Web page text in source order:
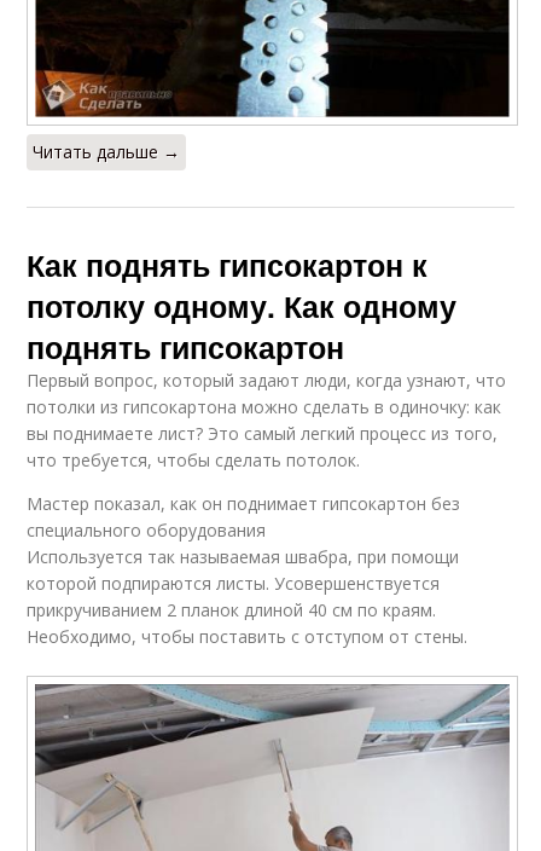
Читать дальше →
Как поднять гипсокартон к
потолку одному. Как одному
поднять гипсокартон
Первый вопрос, который задают люди, когда узнают, что
потолки из гипсокартона можно сделать в одиночку: как
вы поднимаете лист? Это самый легкий процесс из того,
что требуется, чтобы сделать потолок.
Мастер показал, как он поднимает гипсокартон без
специального оборудования
Используется так называемая швабра, при помощи
которой подпираются листы. Усовершенствуется
прикручиванием 2 планок длиной 40 см по краям.
Необходимо, чтобы поставить с отступом от стены.